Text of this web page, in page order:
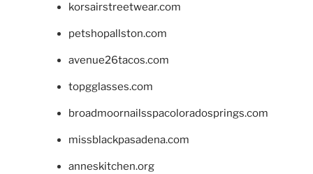
korsairstreetwear.com
petshopallston.com
avenue26tacos.com
topgglasses.com
broadmoornailsspacoloradosprings.com
missblackpasadena.com
anneskitchen.org